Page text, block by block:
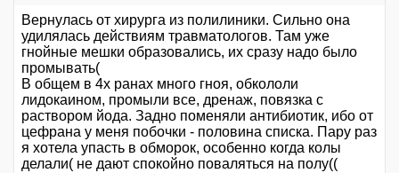
Вернулась от хирурга из полилиники. Сильно она
удилялась действиям травматологов. Там уже
гнойные мешки образовались, их сразу надо было
промывать(
В общем в 4х ранах много гноя, обкололи
лидокаином, промыли все, дренаж, повязка с
раствором йода. Задно поменяли антибиотик, ибо от
цефрана у меня побочки - половина списка. Пару раз
я хотела упасть в обморок, особенно когда колы
делали( не дают спокойно поваляться на полу((